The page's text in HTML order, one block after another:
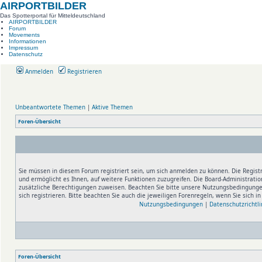
AIRPORTBILDER
Das Spotterportal für Mitteldeutschland
AIRPORTBILDER
Forum
Movements
Informationen
Impressum
Datenschutz
Anmelden Registrieren
Unbeantwortete Themen | Aktive Themen
Foren-Übersicht
Sie müssen in diesem Forum registriert sein, um sich anmelden zu können. Die
und ermöglicht es Ihnen, auf weitere Funktionen zuzugreifen. Die Board-
zusätzliche Berechtigungen zuweisen. Beachten Sie bitte unsere
sich registrieren. Bitte beachten Sie auch die jeweiligen Forenregeln, wenn Sie sich
Nutzungsbedingungen |
Foren-Übersicht